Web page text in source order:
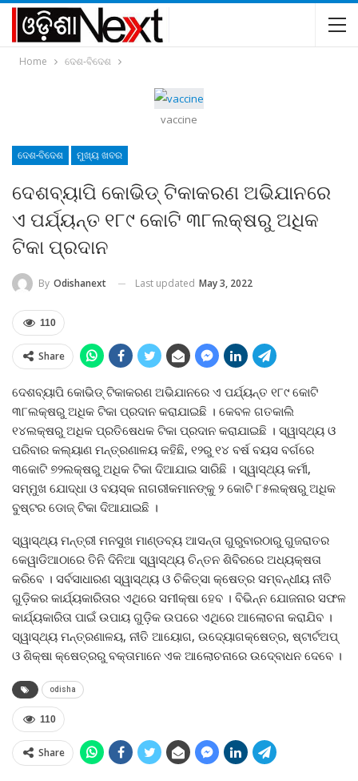
Home ଦେଶ-ବିଦେଶ
vaccine
ଦେଶ-ବିଦେଶ ମୁଖ୍ୟ ଖବର
ଦେଶବ୍ୟାପି କୋଭିଡ୍‍ ଟିକାକରଣ ଅଭିଯାନରେ
ଏ ପର୍ଯ୍ୟନ୍ତ ୧୮୯ କୋଟି ୩୮ଲକ୍ଷରୁ ଅଧିକ
ଟିକା ପ୍ରଦାନ
By Odishanext Last updated May 3, 2022
110
Share
ଦେଶବ୍ୟାପି କୋଭିଡ୍‍ ଟିକାକରଣ ଅଭିଯାନରେ ଏ ପର୍ଯ୍ୟନ୍ତ ୧୮୯ କୋଟି
୩୮ଲକ୍ଷରୁ ଅଧିକ ଟିକା ପ୍ରଦାନ କରାଯାଇଛି । କେବଳ ଗତକାଲି
୧୪ଲକ୍ଷରୁ ଅଧିକ ପ୍ରତିଷେଧକ ଟିକା ପ୍ରଦାନ କରାଯାଇଛି । ସ୍ୱାସ୍ଥ୍ୟ ଓ
ପରିବାର କଲ୍ୟାଣ ମନ୍ତ୍ରଣାଳୟ କହିଛି, ୧୨ରୁ ୧୪ ବର୍ଷ ବୟସ ବର୍ଗରେ
୩କୋଟି ୭୨ଲକ୍ଷରୁ ଅଧିକ ଟିକା ଦିଆଯାଇ ସାରିଛି । ସ୍ୱାସ୍ଥ୍ୟ କର୍ମୀ,
ସମ୍ମୁଖ ଯୋଦ୍ଧା ଓ ବୟସ୍କ ନାଗରୀକମାନଙ୍କୁ ୨ କୋଟି ୮୫ଲକ୍ଷରୁ ଅଧିକ
ବୁଷ୍ଟର ଡୋଜ୍‍ ଟିକା ଦିଆଯାଇଛି ।
ସ୍ୱାସ୍ଥ୍ୟ ମନ୍ତ୍ରୀ ମନସୁଖ ମାଣ୍ଡବ୍ୟ ଆସନ୍ତା ଗୁରୁବାରଠାରୁ ଗୁଜରାତର
କେୱାଡିଆଠାରେ ତିନି ଦିନିଆ ସ୍ୱାସ୍ଥ୍ୟ ଚିନ୍ତନ ଶିବିରରେ ଅଧ୍ୟକ୍ଷତା
କରିବେ । ସର୍ବସାଧାରଣ ସ୍ୱାସ୍ଥ୍ୟ ଓ ଚିକିତ୍ସା କ୍ଷେତ୍ର ସମ୍ବନ୍ଧୀୟ ନୀତି
ଗୁଡ଼ିକର କାର୍ଯ୍ୟକାରିତାର ଏଥିରେ ସମୀକ୍ଷା ହେବ । ବିଭିନ୍ନ ଯୋଜନାର ସଫଳ
କାର୍ଯ୍ୟକାରିତା ପାଇଁ ଉପାୟ ଗୁଡ଼ିକ ଉପରେ ଏଥିରେ ଆଲୋଚନା କରାଯିବ ।
ସ୍ୱାସ୍ଥ୍ୟ ମନ୍ତ୍ରଣାଳୟ, ନୀତି ଆୟୋଗ, ଉଦ୍ୟୋଗକ୍ଷେତ୍ର, ଷ୍ଟାର୍ଟଅପ୍‍
ଓ ଶିକ୍ଷା କ୍ଷେତ୍ରରୁ ବକ୍ତାମାନେ ଏକ ଆଲୋଚନାରେ ଉଦ୍‍ବୋଧନ ଦେବେ ।
odisha
110
Share